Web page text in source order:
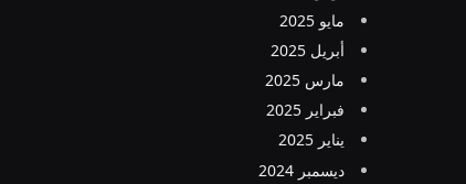
مايو 2025
أبريل 2025
مارس 2025
فبراير 2025
يناير 2025
ديسمبر 2024